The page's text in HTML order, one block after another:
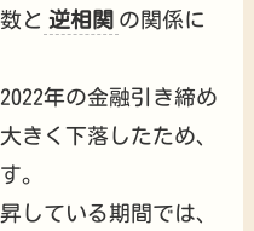
と 逆相関 の関係に
年の金融引き締め
きく下落したため、
。
している期間では、